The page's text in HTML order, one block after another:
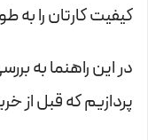
کیفیت کارتان را
در این راهنما به
پردازیم که قبل از